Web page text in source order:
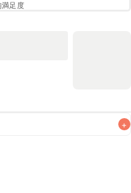
満足度
+
。なるべくお早めにお召